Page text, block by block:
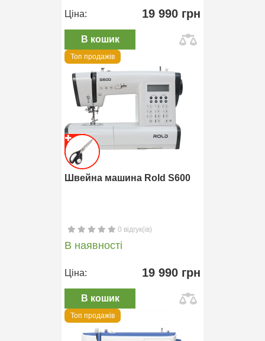
Ціна: 19 990 грн
В кошик
Топ продажів
Швейна машина Rold S600
0 відгук(ів)
В наявності
Ціна: 19 990 грн
В кошик
Топ продажів